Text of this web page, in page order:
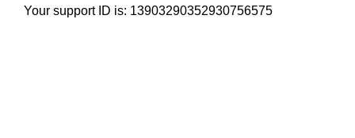
Your support ID is: 13903290352930756575